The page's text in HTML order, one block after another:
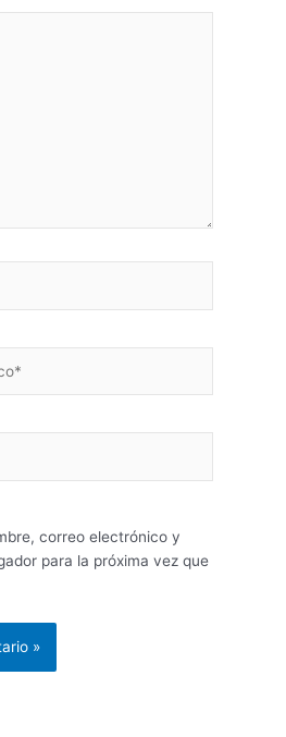
correo electrónico y
para la próxima vez que